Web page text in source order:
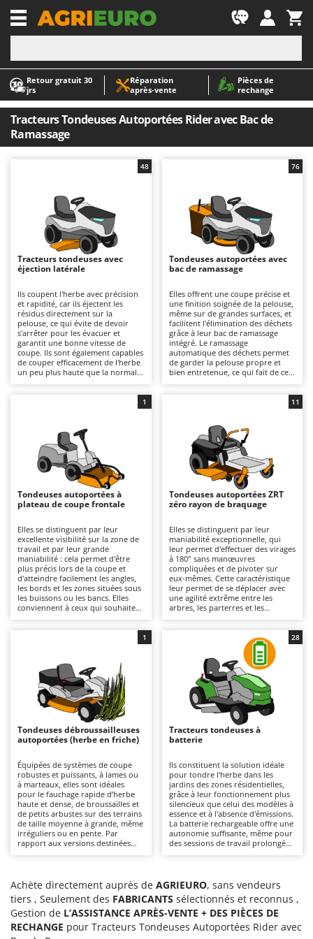
Retour gratuit 30
jrs
Réparation
après‑vente
Pièces de
rechange
-1
A
Abris de jardin
Accessoires pour tracteurs tondeuses autoportés
Aérateurs Scarificateurs pour gazon
Arracheuses de pommes de terre pour tracteur
Aspirateurs - Balais Électriques
Aspirateurs à cendres
Aspirateurs à feuilles sur roues
Aspirateurs de piscine
Aspirateurs Multifonctions
Atomiseurs pour traitements
Autolaveuses
Autres produits
B
Bancs de scie pour le bois - Scies à bûches
Barbecues
Bennes pour tracteur
Brosses pour sols extérieurs
Brouettes à moteur
Broyeurs à axe horizontal pour tracteur
Broyeurs de branches et végétaux
Butteurs pour tracteur
C
Chargeurs de batterie - Démarreurs
Charrues pour tracteur
Chaudrons électriques pour polenta
Cisailles taille-haies manuelles
Climatiseurs
Compresseurs d'air électriques
Compresseurs pour la récolte des olives et la taille
Coupe-bordures - Trimmers
Coupe-branches
Couveuses à œufs
Cultivateurs Tiller à ressorts - Extirpateurs
Décompacteurs agricoles
Découpeurs plasma
Déplaqueuses de gazon
A
AgriEuro Premium
AgriEuro TOP-LINE
Airmec
AL-KO
ALA 2000
Alce
Ama
Ambrogio Robot
Annovi Reverberi
ANTHBOT
Ardes
Argo
Ariete
Artus
Ausonia
Awelco
B
Baesso
Benassi
Beper
Bernardi
Bertolini Pumps
Besser Vacuum
Bestway
Beta tools
Bissell
BlackStone
Blue Bird
Bomet
Tracteurs Tondeuses Autoportées Rider avec Bac de
Ramassage
Tracteurs tondeuses avec
éjection latérale
Ils coupent l'herbe avec précision
et rapidité, car ils éjectent les
résidus directement sur la
pelouse, ce qui évite de devoir
s'arrêter pour les évacuer et
garantit une bonne vitesse de
coupe. Ils sont également capables
de couper efficacement de l'herbe
un peu plus haute que la normale,
48
Tondeuses autoportées avec
bac de ramassage
Elles offrent une coupe précise et
une finition soignée de la pelouse,
même sur de grandes surfaces, et
facilitent l'élimination des déchets
grâce à leur bac de ramassage
intégré. Le ramassage
automatique des déchets permet
de garder la pelouse propre et
bien entretenue, ce qui fait de ces
des performances optimales, il est
important de vider le bac lorsqu’il
est plein et de vérifier
régulièrement la propreté et
l’usure des lames.
76
Tondeuses autoportées à
plateau de coupe frontale
Elles se distinguent par leur
excellente visibilité sur la zone de
travail et par leur grande
maniabilité : cela permet d'être
plus précis lors de la coupe et
d'atteindre facilement les angles,
les bords et les zones situées sous
les buissons ou les bancs. Elles
conviennent à ceux qui souhaitent
les plus difficiles. Tous les modèles
sont équipés de série de la
fonction de mulching.
1
Tondeuses autoportées ZRT
zéro rayon de braquage
Elles se distinguent par leur
maniabilité exceptionnelle, qui
leur permet d'effectuer des virages
à 180° sans manœuvres
compliquées et de pivoter sur
eux-mêmes. Cette caractéristique
leur permet de se déplacer avec
une agilité extrême entre les
arbres, les parterres et les
finition précise et offre la
possibilité d'utiliser la fonction de
mulching. Il est recommandé de
vérifier régulièrement l'état des
lames et d'éliminer les éventuels
résidus d'herbe.
11
Tondeuses débroussailleuses
autoportées (herbe en friche)
Équipées de systèmes de coupe
robustes et puissants, à lames ou
à marteaux, elles sont idéales
pour le fauchage rapide d’herbe
haute et dense, de broussailles et
de petits arbustes sur des terrains
de taille moyenne à grande, même
irréguliers ou en pente. Par
rapport aux versions destinées
risque de colmatage du plateau de
coupe ou du système
d’évacuation. Il est important de
maintenir les lames propres et de
vérifier leur usure afin de
préserver la qualité de la coupe et
1
Tracteurs tondeuses à
batterie
Ils constituent la solution idéale
pour tondre l'herbe dans les
jardins des zones résidentielles,
grâce à leur fonctionnement plus
silencieux que celui des modèles à
essence et à l'absence d'émissions.
La batterie rechargeable offre une
autonomie suffisante, même pour
des sessions de travail prolongées.
minimal, qui se limite à la recharge
des batteries après chaque
utilisation afin d'en préserver
l'efficacité, ainsi qu'au nettoyage
ou au remplacement des lames.
28
Achète directement auprès de AGRIEURO, sans vendeurs
tiers , Seulement des FABRICANTS sélectionnés et reconnus ,
Gestion de L’ASSISTANCE APRÈS-VENTE + DES PIÈCES DE
RECHANGE pour Tracteurs Tondeuses Autoportées Rider avec